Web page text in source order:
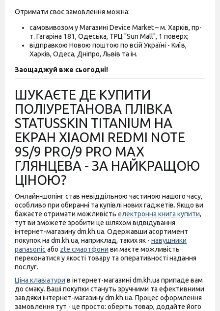
Отримати своє замовлення можна:
самовивозом у Магазині Device Market – м. Харків, пр-
т. Гагаріна 181, Одеська, ТРЦ "Sun Mall", 1 поверх;
відправкою Новою поштою по всій Україні - Київ,
Харків, Одеса, Дніпро, Львів та ін.
Заощаджуй вже сьогодні!
ШУКАЄТЕ ДЕ КУПИТИ
ПОЛІУРЕТАНОВА ПЛІВКА
STATUSSKIN TITANIUM НА
ЕКРАН XIAOMI REDMI NOTE
9S/9 PRO/9 PRO MAX
ГЛЯНЦЕВА - ЗА НАЙКРАЩОЮ
ЦІНОЮ?
Онлайн-шопінг став невіддільною частиною нашого часу,
особливо при обиранні та купівлі нових гаджетів. Якщо ви
бажаєте отримати можливість електронна книга купити,
тут ви зможете зробити це шляхом відвідування
інтернет-магазину dm.kh.ua. Одержавши асортимент
покупок на dm.kh.ua, наприклад, таких як - навушники
panasonic або zte смартфони ви маєте можливість
переконатися у якості товару та оперативності надання
послуг.
Ціна клавіатури в інтернет-магазині dm.kh.ua припаде вам
до смаку. Ваші покупки стануть зручними та ефективними
завдяки інтернет-магазину dm.kh.ua. Процес оформлення
замовлення тут - це просто: оберіть товар, додайте його